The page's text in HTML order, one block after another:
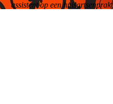
assistent op een